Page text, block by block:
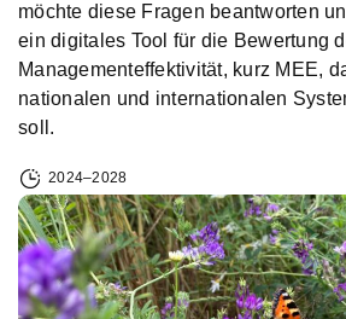
möchte diese Fragen beantworten
ein digitales Tool für die Bewertung
Managementeffektivität, kurz MEE,
nationalen und internationalen
soll.
2024–2028